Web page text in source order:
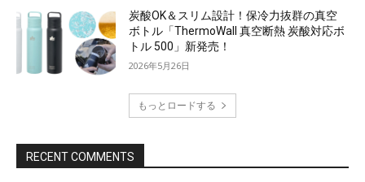
炭酸OK＆スリム設計！保冷力抜群の真空
ボトル「ThermoWall 真空断熱 炭酸対応ボ
トル 500」新発売！
2026年5月26日
もっとロードする
RECENT COMMENTS